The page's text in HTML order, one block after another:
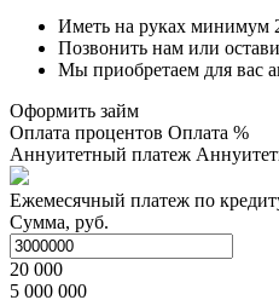
Иметь на руках минимум
Позвонить нам или
Мы приобретаем для вас
Оформить займ
Оплата процентов Оплата %
Аннуитетный платеж
Ежемесячный платеж по
Сумма, руб.
20 000
5 000 000